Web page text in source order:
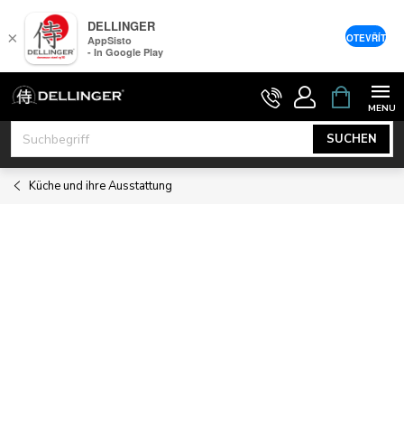
Zum
Inhalt
springen
SUCHEN
Küche und ihre Ausstattung
×
DELLINGER
AppSisto
- In Google Play
OTEVŘÍT